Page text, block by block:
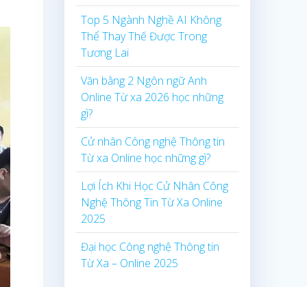
Top 5 Ngành Nghề AI Không
Thể Thay Thế Được Trong
Tương Lai
Văn bằng 2 Ngôn ngữ Anh
Online Từ xa 2026 học những
gì?
Cử nhân Công nghệ Thông tin
Từ xa Online học những gì?
Lợi Ích Khi Học Cử Nhân Công
Nghệ Thông Tin Từ Xa Online
2025
Đại học Công nghệ Thông tin
Từ Xa – Online 2025